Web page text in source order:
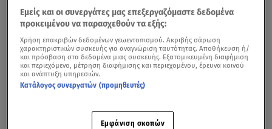
Συγκεκριμένα, η διαδικτυακή περσόναSoulaglamorous
αποκάλυψε πως ο frontman των «Melisses» εθεάθη σε
γνωστό κλαμπ της Χαλκιδικής μαζί με την πρώην
παίκτρια του GNTM,Γαρυφαλλιά Καληφώνη.
H αποκάλυψη της Soulaglamorous:
Εμείς και οι συνεργάτες μας επεξεργαζόμαστε δεδομένα
προκειμένου να παρασχεθούν τα εξής:
Χρήση επακριβών δεδομένων γεωεντοπισμού. Ακριβής σάρωση
χαρακτηριστικών συσκευής για αναγνώριση ταυτότητας. Αποθήκευση ή/
και πρόσβαση στα δεδομένα μιας συσκευής. Εξατομικευμένη διαφήμιση
και περιεχόμενο, μέτρηση διαφήμισης και περιεχομένου, έρευνα κοινού
και ανάπτυξη υπηρεσιών.
Κατάλογος συνεργατών (προμηθευτές)
Εμφάνιση σκοπών